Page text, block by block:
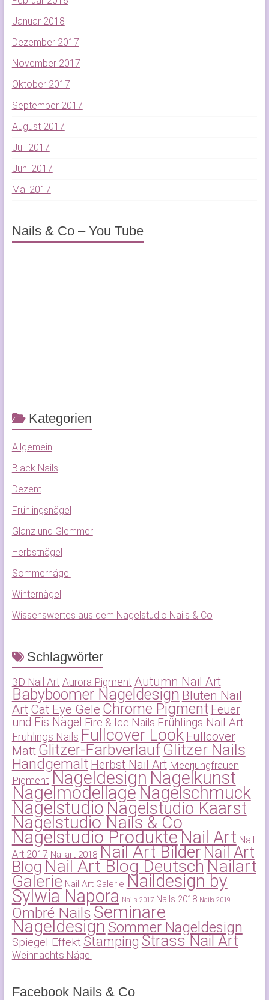
Januar 2018
Dezember 2017
November 2017
Oktober 2017
September 2017
August 2017
Juli 2017
Juni 2017
Mai 2017
Nails & Co – You Tube
Kategorien
Allgemein
Black Nails
Dezent
Frühlingsnägel
Glanz und Glemmer
Herbstnägel
Sommernägel
Winternägel
Wissenswertes aus dem Nagelstudio Nails & Co
Schlagwörter
3D Nail Art Aurora Pigment Autumn Nail Art
Babyboomer Nageldesign Blüten Nail
Art Cat Eye Gele Chrome Pigment Feuer
und Eis Nägel Fire & Ice Nails Frühlings Nail Art
Frühlings Nails Fullcover Look Fullcover
Matt Glitzer-Farbverlauf Glitzer Nails
Handgemalt Herbst Nail Art Meerjungfrauen
Pigment Nageldesign Nagelkunst
NagelmodellageNagelschmuck
NagelstudioNagelstudio Kaarst
Nagelstudio Nails & Co
Nagelstudio ProdukteNail Art Nail
Art 2017 Nailart 2018 Nail Art Bilder Nail Art
Blog Nail Art Blog DeutschNailart
Galerie Nail Art Galerie Naildesign by
Sylwia Napora Nails 2017 Nails 2018 Nails 2019
Ombré Nails Seminare
NageldesignSommer Nageldesign
Spiegel Effekt Stamping Strass Nail Art
Weihnachts Nägel
Facebook Nails & Co